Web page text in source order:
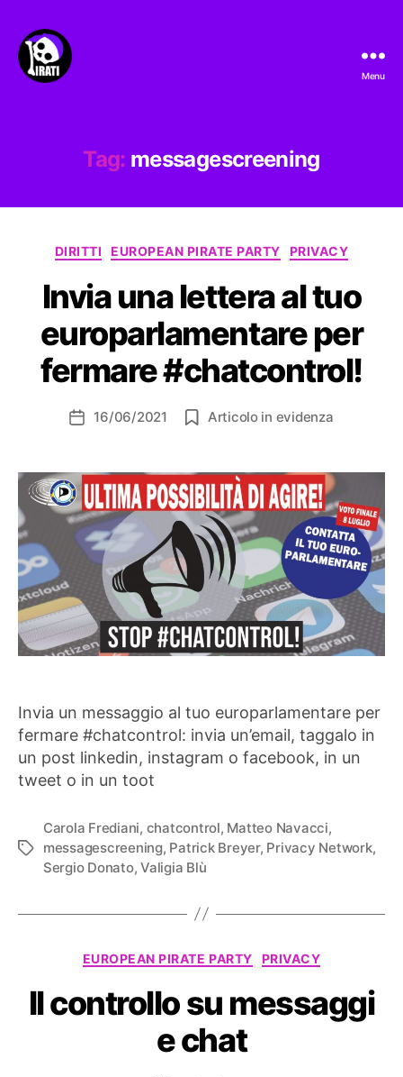
Menu
Tag: messagescreening
Categorie
DIRITTI EUROPEAN PIRATE PARTY PRIVACY
Invia una lettera al tuo
europarlamentare per
fermare #chatcontrol!
Data16/06/2021 Articolo in evidenza
Invia un messaggio al tuo europarlamentare per
fermare #chatcontrol: invia un’email, taggalo in
un post linkedin, instagram o facebook, in un
tweet o in un toot
Tag
Carola Frediani, chatcontrol, Matteo Navacci,
messagescreening, Patrick Breyer, Privacy Network,
Sergio Donato,Valigia Blù
Categorie
EUROPEAN PIRATE PARTY PRIVACY
Il controllo su messaggi
e chat